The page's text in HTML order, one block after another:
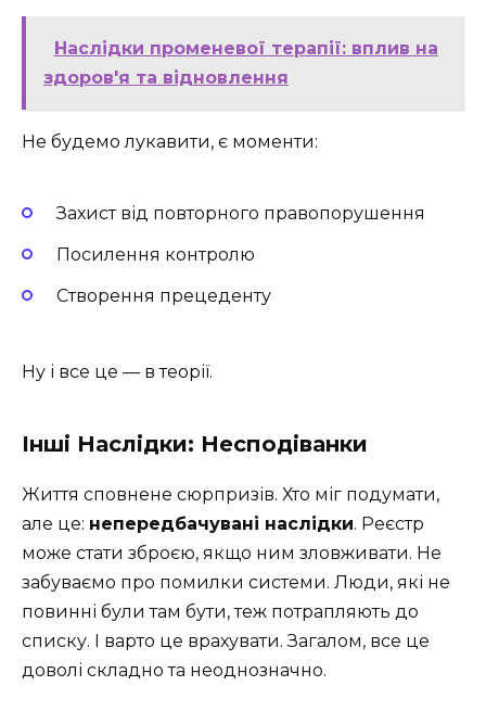
Наслідки променевої терапії: вплив на
здоров'я та відновлення
Не будемо лукавити, є моменти:
Захист від повторного правопорушення
Посилення контролю
Створення прецеденту
Ну і все це — в теорії.
Інші Наслідки: Несподіванки
Життя сповнене сюрпризів. Хто міг подумати,
але це: непередбачувані наслідки. Реєстр
може стати зброєю, якщо ним зловживати. Не
забуваємо про помилки системи. Люди, які не
повинні були там бути, теж потрапляють до
списку. І варто це врахувати. Загалом, все це
доволі складно та неоднозначно.